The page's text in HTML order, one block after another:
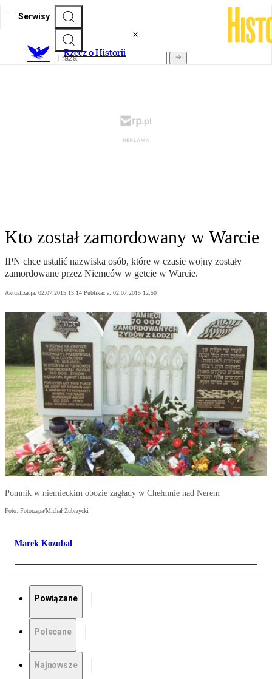
Serwisy
Rzecz o Historii
Kto został zamordowany w Warcie
IPN chce ustalić nazwiska osób, które w czasie wojny zostały
zamordowane przez Niemców w getcie w Warcie.
Aktualizacja: 02.07.2015 13:14 Publikacja: 02.07.2015 12:50
Pomnik w niemieckim obozie zagłady w Chełmnie nad Nerem
Foto: Fotorzepa/Michał Zubrzycki
Marek Kozubal
Powiązane
Polecane
Najnowsze